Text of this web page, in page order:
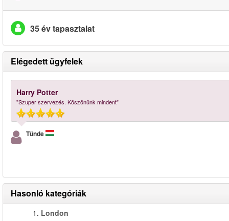
35 év tapasztalat
Elégedett ügyfelek
Harry Potter
"Szuper szervezés. Köszönünk mindent"
Tünde
Hasonló kategóriák
1. London